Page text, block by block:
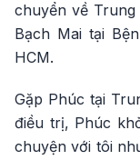
chuyển về
Bạch Mai tại
HCM.
Gặp Phúc tại
điều trị, Phúc
chuyện với tôi